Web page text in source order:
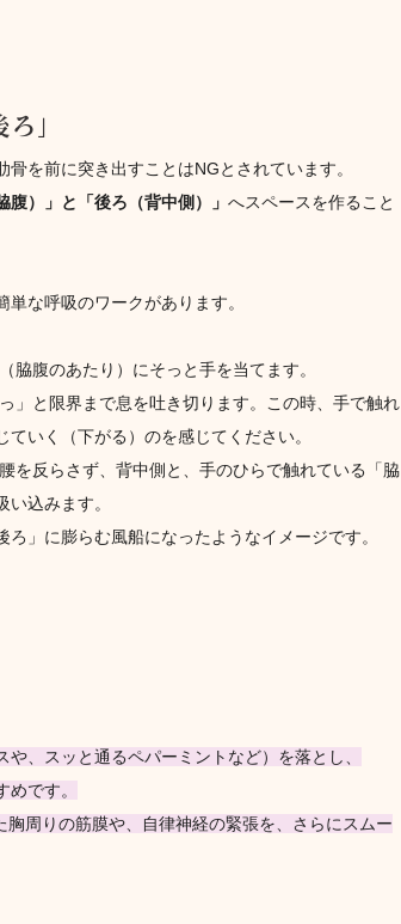
」
を前に突き出すことはNGとされています。
腹）」と「後ろ（背中側）」 へスペースを作ること
な呼吸のワークがあります。
脇腹のあたり）にそっと手を当てます。
」と限界まで息を吐き切ります。この時、手で触れ
いく（下がる）のを感じてください。
を反らさず、背中側と、手のひらで触れている「脇
込みます。
」に膨らむ風船になったようなイメージです。
、スッと通るペパーミントなど）を落とし、
です。
周りの筋膜や、自律神経の緊張を、さらにスムー